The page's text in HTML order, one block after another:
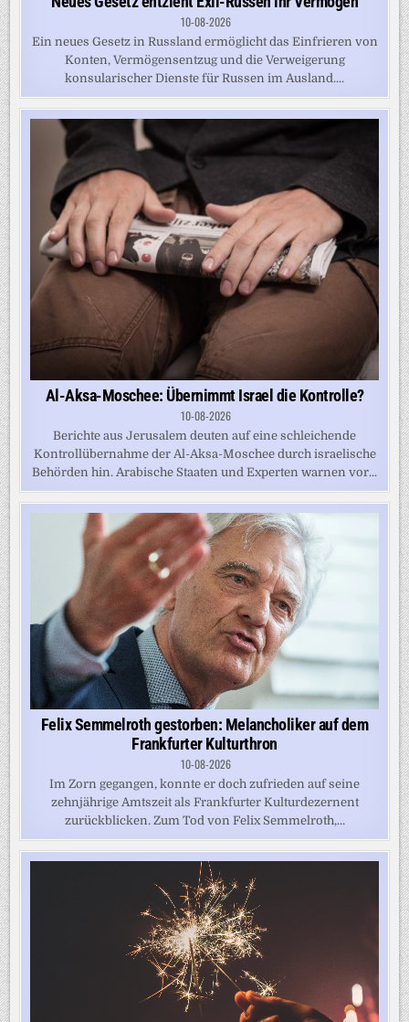
10-08-2026
Ein neues Gesetz in Russland ermöglicht das Einfrieren von
Konten, Vermögensentzug und die Verweigerung
konsularischer Dienste für Russen im Ausland....
Al-Aksa-Moschee: Übernimmt Israel die Kontrolle?
10-08-2026
Berichte aus Jerusalem deuten auf eine schleichende
Kontrollübernahme der Al-Aksa-Moschee durch israelische
Behörden hin. Arabische Staaten und Experten warnen vor...
Felix Semmelroth gestorben: Melancholiker auf dem
Frankfurter Kulturthron
10-08-2026
Im Zorn gegangen, konnte er doch zufrieden auf seine
zehnjährige Amtszeit als Frankfurter Kulturdezernent
zurückblicken. Zum Tod von Felix Semmelroth,...